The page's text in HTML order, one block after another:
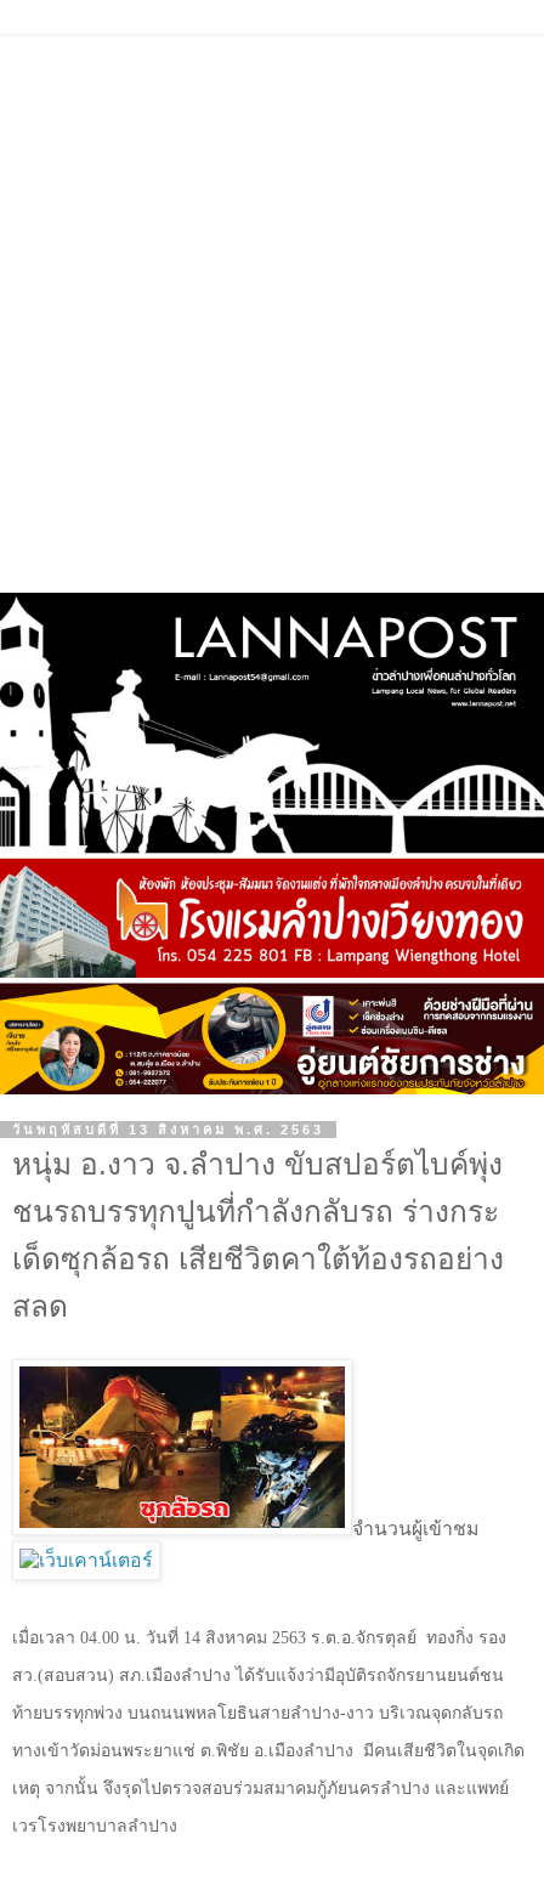
วันพฤหัสบดีที่ 13 สิงหาคม พ.ศ. 2563
หนุ่ม อ.งาว จ.ลำปาง ขับสปอร์ตไบค์พุ่ง
ชนรถบรรทุกปูนที่กำลังกลับรถ ร่างกระ
เด็ดซุกล้อรถ เสียชีวิตคาใต้ท้องรถอย่าง
สลด
จำนวนผู้เข้าชม
เมื่อเวลา 04.00 น. วันที่ 14 สิงหาคม 2563 ร.ต.อ.จักรตุลย์ ทองกิ่ง รอง
สว.(สอบสวน) สภ.เมืองลำปาง ได้รับแจ้งว่ามีอุบัติรถจักรยานยนต์ชน
ท้ายบรรทุกพ่วง บนถนนพหลโยธินสายลำปาง-งาว บริเวณจุดกลับรถ
ทางเข้าวัดม่อนพระยาแช่ ต.พิชัย อ.เมืองลำปาง มีคนเสียชีวิตในจุดเกิด
เหตุ จากนั้น จึงรุดไปตรวจสอบร่วมสมาคมกู้ภัยนครลำปาง และแพทย์
เวรโรงพยาบาลลำปาง